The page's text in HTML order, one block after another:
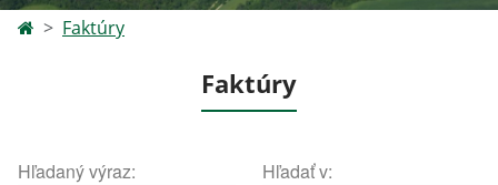
Faktúry
Faktúry
Hľadaný výraz: Hľadať v: